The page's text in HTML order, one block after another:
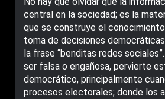
central en la sociedad; es la
que se construye el
toma de decisiones
la frase “benditas redes
ser falsa o engañosa, pervierte
democrático, principalmente
procesos electorales; donde los